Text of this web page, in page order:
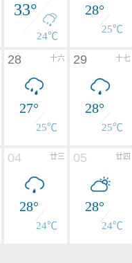
33°
24℃
28°
25℃
十六
28
27°
25℃
十七
29
28°
25℃
廿三
04
28°
24℃
廿四
05
28°
24℃